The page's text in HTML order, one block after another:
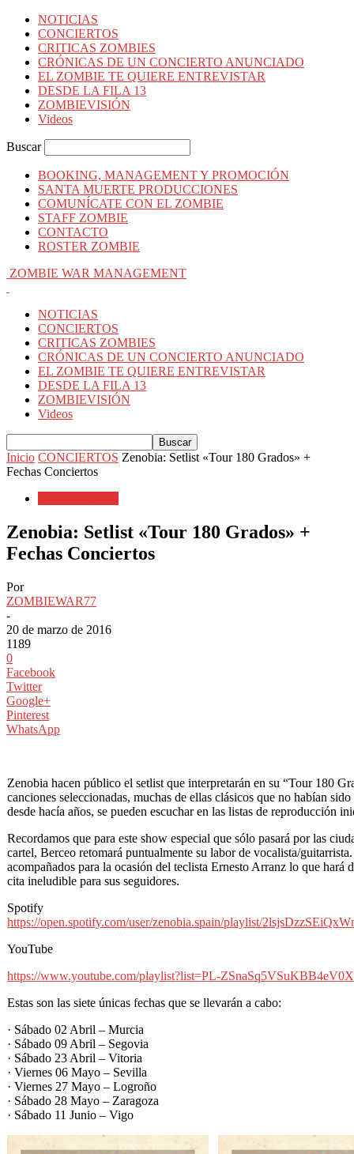
NOTICIAS
CONCIERTOS
CRITICAS ZOMBIES
CRÓNICAS DE UN CONCIERTO ANUNCIADO
EL ZOMBIE TE QUIERE ENTREVISTAR
DESDE LA FILA 13
ZOMBIEVISIÓN
Videos
Buscar
BOOKING, MANAGEMENT Y PROMOCIÓN
SANTA MUERTE PRODUCCIONES
COMUNÍCATE CON EL ZOMBIE
STAFF ZOMBIE
CONTACTO
ROSTER ZOMBIE
ZOMBIE WAR MANAGEMENT
NOTICIAS
CONCIERTOS
CRITICAS ZOMBIES
CRÓNICAS DE UN CONCIERTO ANUNCIADO
EL ZOMBIE TE QUIERE ENTREVISTAR
DESDE LA FILA 13
ZOMBIEVISIÓN
Videos
Inicio CONCIERTOS Zenobia: Setlist «Tour 180 Grados» +
Fechas Conciertos
Zenobia: Setlist «Tour 180 Grados» +
Fechas Conciertos
Por
ZOMBIEWAR77
-
20 de marzo de 2016
1189
0
Facebook
Twitter
Google+
Pinterest
WhatsApp
Zenobia hacen público el setlist que interpretarán en su “Tour 180
canciones seleccionadas, muchas de ellas clásicos que no habían
desde hacía años, se pueden escuchar en las listas de reproducción
Recordamos que para este show especial que sólo pasará por las
cartel, Berceo retomará puntualmente su labor de vocalista/
acompañados para la ocasión del teclista Ernesto Arranz lo que hará
cita ineludible para sus seguidores.
Spotify
https://open.spotify.com/user/zenobia.spain/playlist/
YouTube
https://www.youtube.com/playlist?list=PL-
Estas son las siete únicas fechas que se llevarán a cabo:
· Sábado 02 Abril – Murcia
· Sábado 09 Abril – Segovia
· Sábado 23 Abril – Vitoria
· Viernes 06 Mayo – Sevilla
· Viernes 27 Mayo – Logroño
· Sábado 28 Mayo – Zaragoza
· Sábado 11 Junio – Vigo